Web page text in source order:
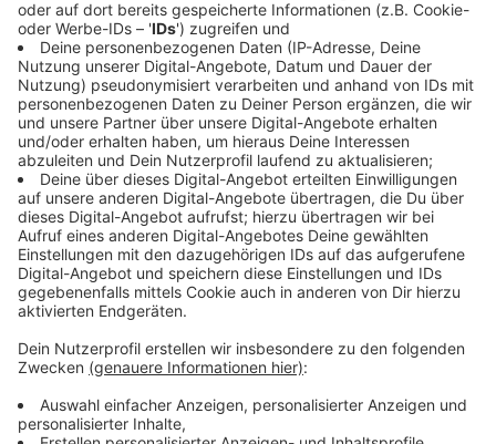
wieder die Frage nach Heizlüfter, Ölradiator oder einer
Infrarotheizung auf. Die einzusetzen ist allerdings
keine gute Idee, sagt Heizungsexperte Michael Rawe.
Das Verhältnis von Gas zu Strom liege immer noch bei
eins zu drei. Dadurch sei es immer noch deutlich
günstiger mit Gas, statt mit Strom zu heizen.
Anzeige
Weg vom Gas mit der Wärmepumpe
Anzeige
Häuslebauer kommen an einer elektrischen
Wärmepumpe als Ersatz für Gas kaum vorbei. Aber
auch Bewohner von älteren, nicht so gut isolierten